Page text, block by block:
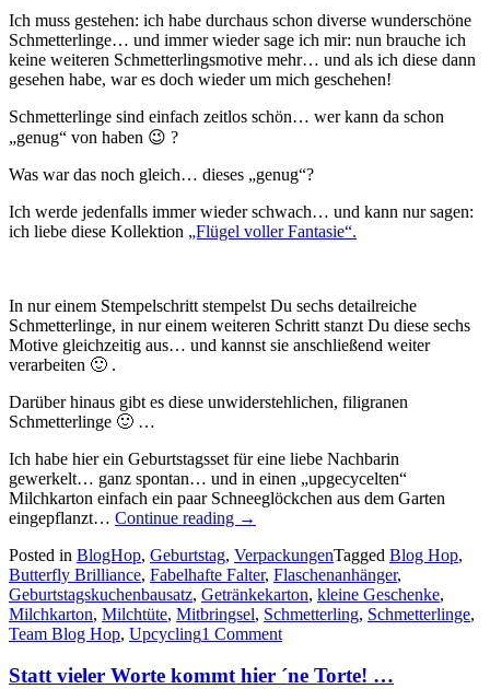
Ich muss gestehen: ich habe durchaus schon diverse wunderschöne
Schmetterlinge… und immer wieder sage ich mir: nun brauche ich
keine weiteren Schmetterlingsmotive mehr… und als ich diese dann
gesehen habe, war es doch wieder um mich geschehen!
Schmetterlinge sind einfach zeitlos schön… wer kann da schon
„genug“ von haben 😉 ?
Was war das noch gleich… dieses „genug“?
Ich werde jedenfalls immer wieder schwach… und kann nur sagen:
ich liebe diese Kollektion „Flügel voller Fantasie“.
In nur einem Stempelschritt stempelst Du sechs detailreiche
Schmetterlinge, in nur einem weiteren Schritt stanzt Du diese sechs
Motive gleichzeitig aus… und kannst sie anschließend weiter
verarbeiten 🙂 .
Darüber hinaus gibt es diese unwiderstehlichen, filigranen
Schmetterlinge 🙂 …
Ich habe hier ein Geburtstagsset für eine liebe Nachbarin
gewerkelt… ganz spontan… und in einen „upgecycelten“
Milchkarton einfach ein paar Schneeglöckchen aus dem Garten
eingepflanzt… Continue reading „Team
Hop:
Flügel
voller
Fantasie…“
→
Posted in BlogHop, Geburtstag, VerpackungenTagged Blog Hop,
Butterfly Brilliance, Fabelhafte Falter, Flaschenanhänger,
Geburtstagskuchenbausatz, Getränkekarton, kleine Geschenke,
Milchkarton, Milchtüte, Mitbringsel, Schmetterling, Schmetterlinge,
Team Blog Hop, Upcycling1 Comment
Statt vieler Worte kommt hier ´ne Torte! …